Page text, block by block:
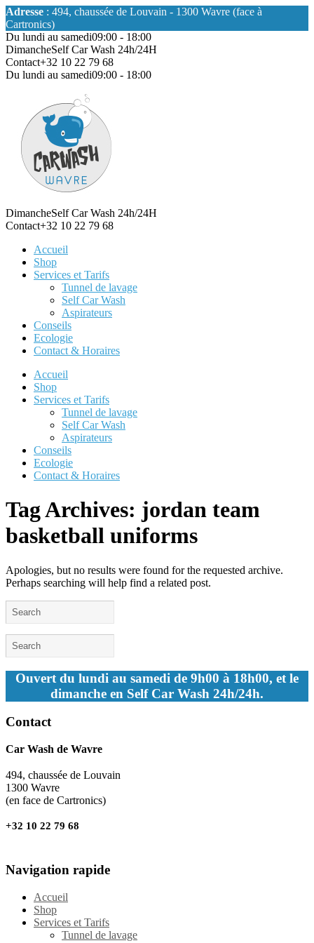
Adresse : 494, chaussée de Louvain - 1300 Wavre (face à
Cartronics)
Du lundi au samedi09:00 - 18:00
DimancheSelf Car Wash 24h/24H
Contact+32 10 22 79 68
Du lundi au samedi09:00 - 18:00
DimancheSelf Car Wash 24h/24H
Contact+32 10 22 79 68
Accueil
Shop
Services et Tarifs
Tunnel de lavage
Self Car Wash
Aspirateurs
Conseils
Ecologie
Contact & Horaires
Accueil
Shop
Services et Tarifs
Tunnel de lavage
Self Car Wash
Aspirateurs
Conseils
Ecologie
Contact & Horaires
Tag Archives: jordan team
basketball uniforms
Apologies, but no results were found for the requested archive.
Perhaps searching will help find a related post.
Ouvert du lundi au samedi de 9h00 à 18h00, et le
dimanche en Self Car Wash 24h/24h.
Contact
Car Wash de Wavre
494, chaussée de Louvain
1300 Wavre
(en face de Cartronics)
+32 10 22 79 68
Navigation rapide
Accueil
Shop
Services et Tarifs
Tunnel de lavage